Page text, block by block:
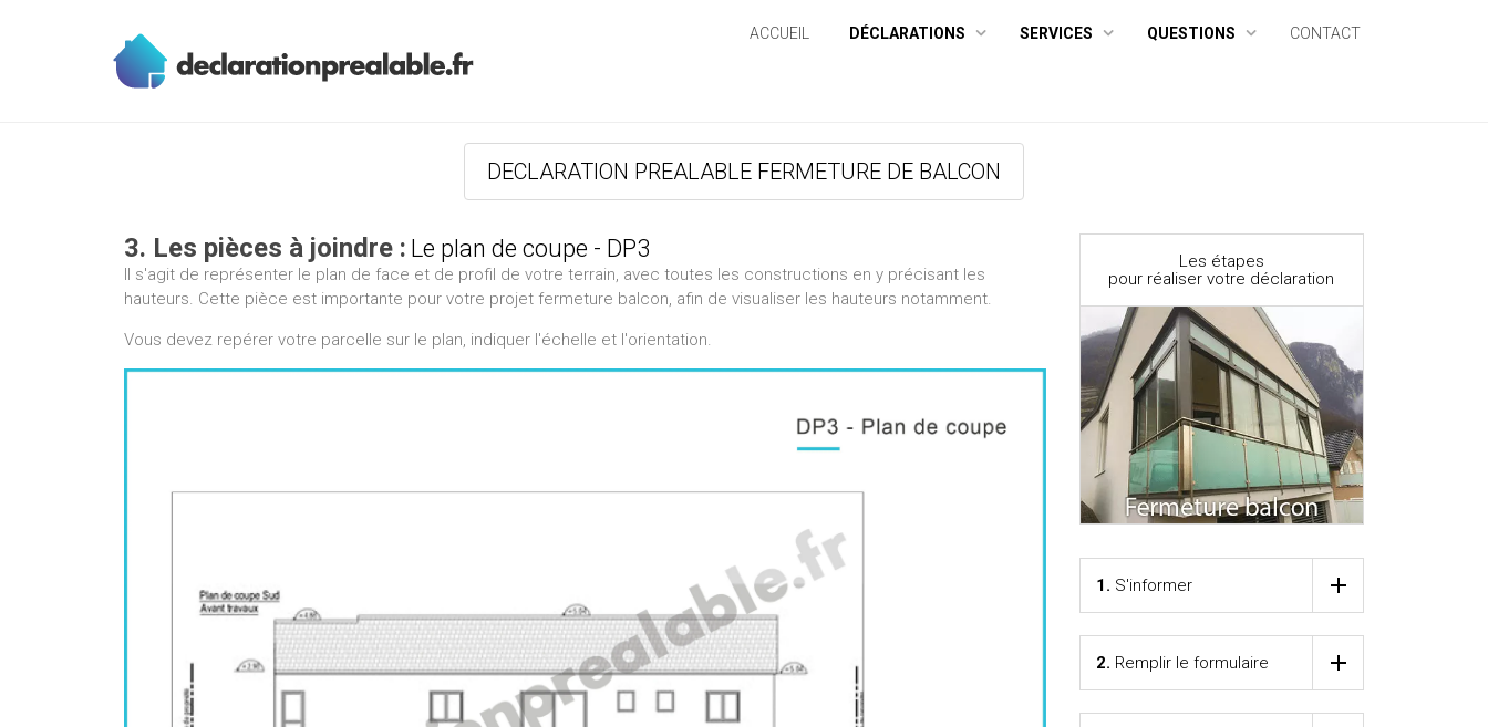
ACCUEIL DÉCLARATIONS SERVICES QUESTIONS CONTACT
DECLARATION PREALABLE FERMETURE DE BALCON
3. Les pièces à joindre : Le plan de coupe - DP3
Il s'agit de représenter le plan de face et de profil de votre terrain, avec toutes les constructions en y précisant les
hauteurs. Cette pièce est importante pour votre projet fermeture balcon, afin de visualiser les hauteurs notamment.
Vous devez repérer votre parcelle sur le plan, indiquer l'échelle et l'orientation.
Les étapes
pour réaliser votre déclaration
1. S'informer
2. Remplir le formulaire